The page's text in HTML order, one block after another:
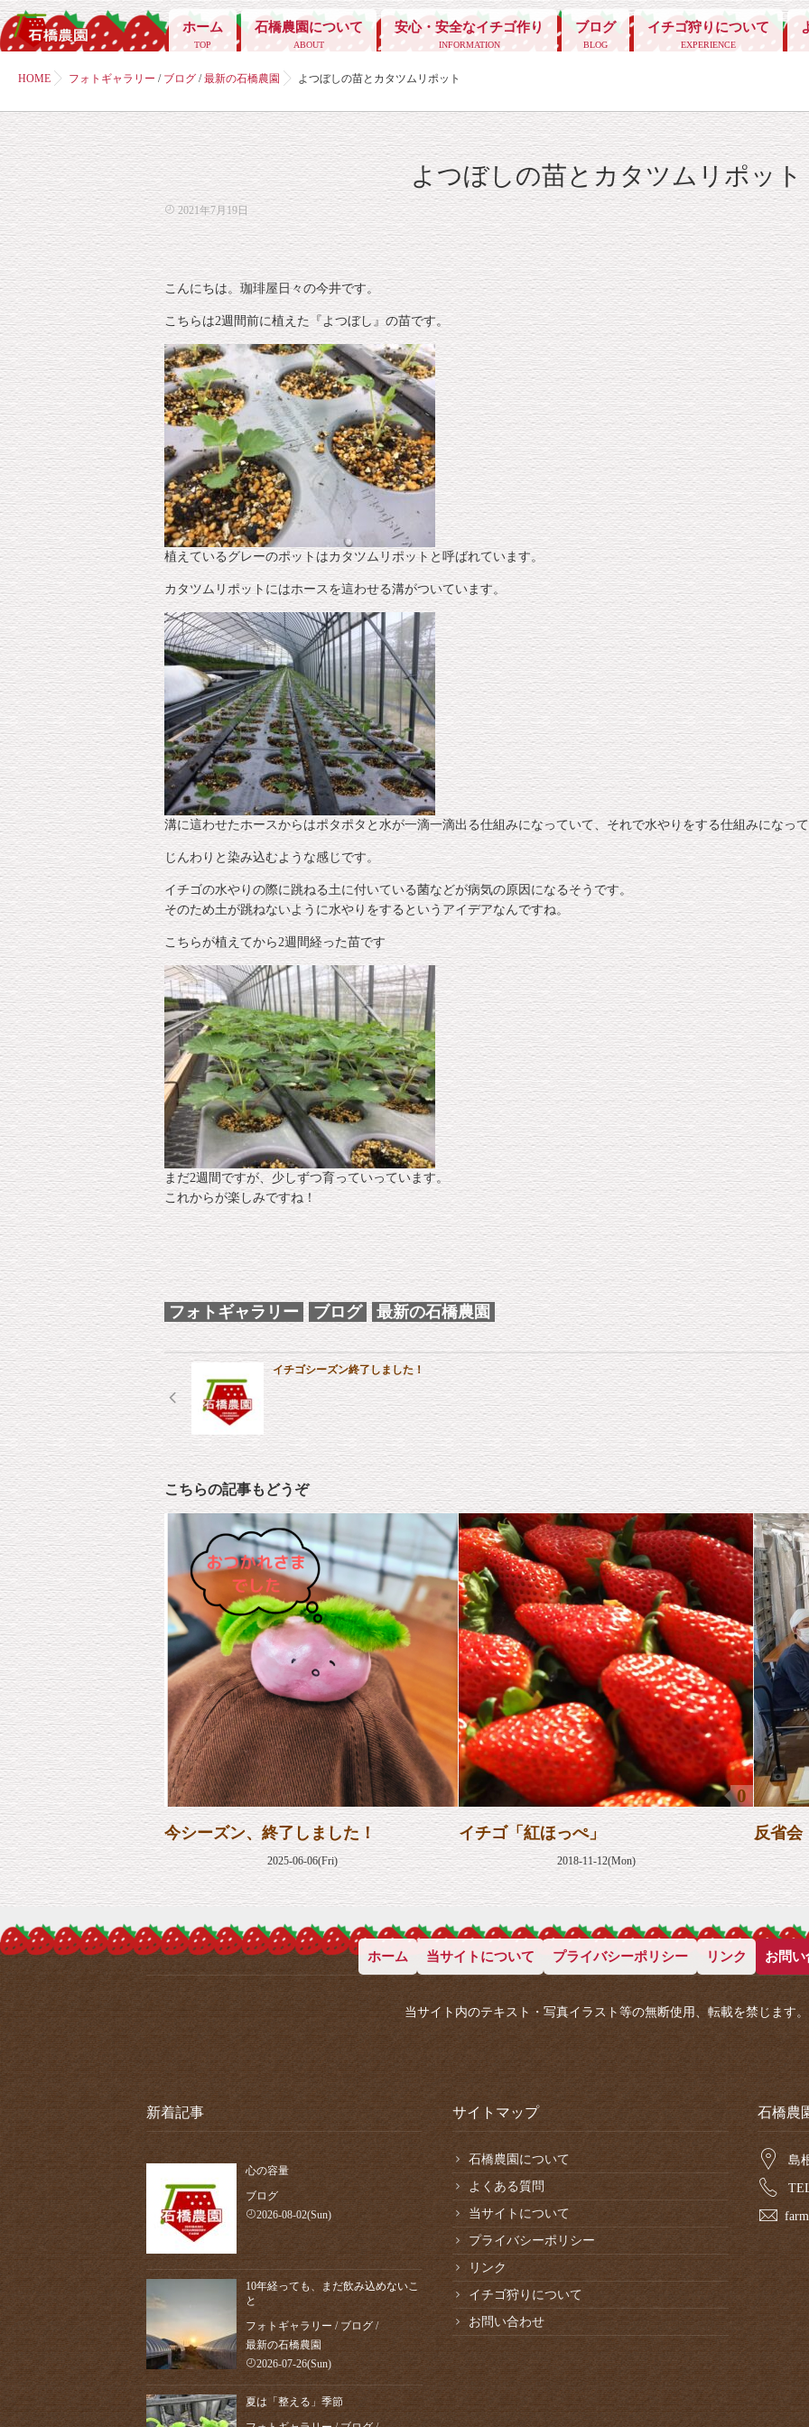
ホーム
TOP
石橋農園について
ABOUT
安心・安全なイチゴ作り
INFORMATION
ブログ
BLOG
イチゴ狩りについて
EXPERIENCE
HOME フォトギャラリー / ブログ /最新の石橋農園 よつぼしの苗とカタツムリポット
よつぼしの苗とカタツムリポット
2021年7月19日
こんにちは。珈琲屋日々の今井です。
こちらは2週間前に植えた『よつぼし』の苗です。
植えているグレーのポットはカタツムリポットと呼ばれています。
カタツムリポットにはホースを這わせる溝がついています。
溝に這わせたホースからはポタポタと水が一滴一滴出る仕組みになっていて、それで水やりをする仕組みになっ
じんわりと染み込むような感じです。
イチゴの水やりの際に跳ねる土に付いている菌などが病気の原因になるそうです。
そのため土が跳ねないように水やりをするというアイデアなんですね。
こちらが植えてから2週間経った苗です
まだ2週間ですが、少しずつ育っていっています。
これからが楽しみですね！
フォトギャラリー ブログ 最新の石橋農園
イチゴシーズン終了しました！
こちらの記事もどうぞ
今シーズン、終了しました！
2025-06-06(Fri)
0
イチゴ「紅ほっぺ」
2018-11-12(Mon)
反省会
ホーム 当サイトについて プライバシーポリシー リンク お問い
当サイト内のテキスト・写真イラスト等の無断使用、転載を禁じます。
新着記事
心の容量
ブログ
2026-08-02(Sun)
10年経っても、まだ飲み込めないこ
と
フォトギャラリー / ブログ /
最新の石橋農園
2026-07-26(Sun)
夏は「整える」季節
サイトマップ
石橋農園について
よくある質問
当サイトについて
プライバシーポリシー
リンク
イチゴ狩りについて
お問い合わせ
石橋農
島